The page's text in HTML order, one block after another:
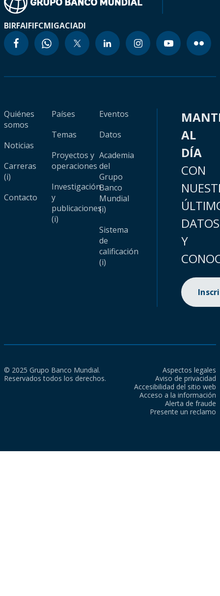
BIRFAIFIFCMIGACIADI
Quiénes
somos
Noticias
Carreras
(i)
Contacto
Países
Temas
Proyectos y
operaciones
Investigación
y
publicaciones
(i)
Eventos
Datos
Academia
del
Grupo
Banco
Mundial
(i)
Sistema
de
calificación
(i)
AL
DÍA
CON
DATOS
Y
© 2025 Grupo Banco Mundial.
Reservados todos los derechos.
Aspectos legales
Aviso de privacidad
Accesibilidad del sitio web
Acceso a la información
Alerta de fraude
Presente un reclamo